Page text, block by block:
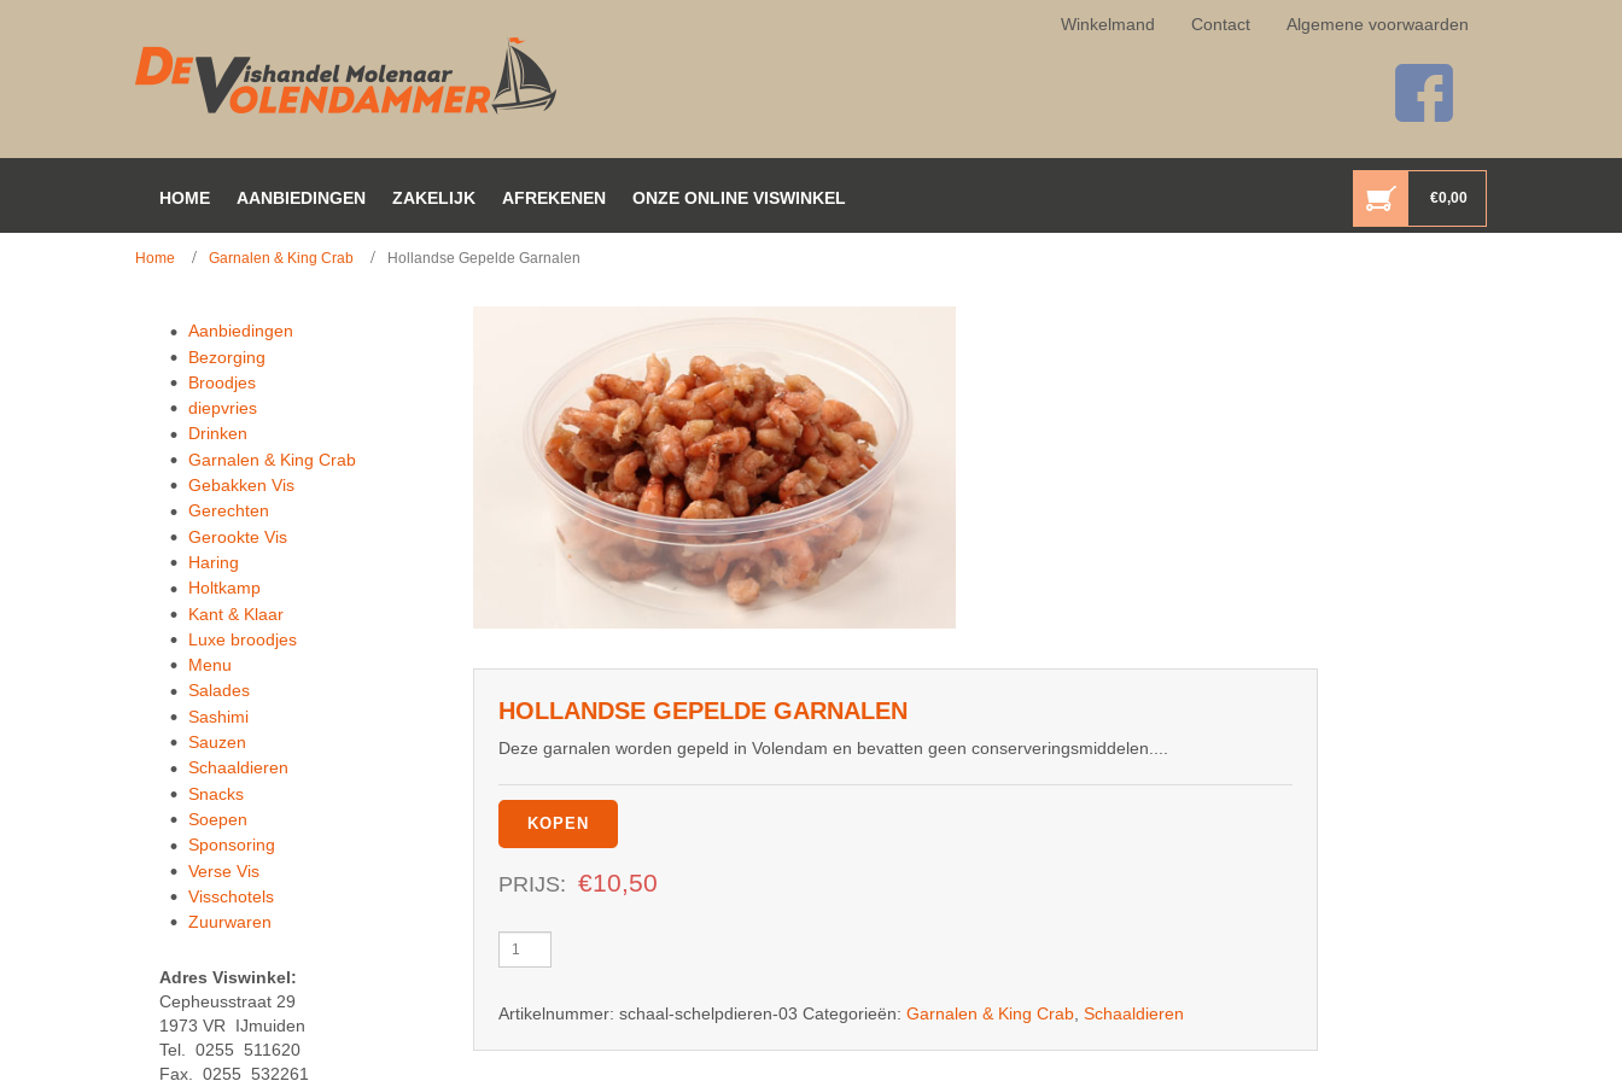
Winkelmand Contact Algemene voorwaarden
HOME AANBIEDINGEN ZAKELIJK AFREKENEN ONZE ONLINE VISWINKEL €0,00
Home Garnalen & King Crab Hollandse Gepelde Garnalen
Aanbiedingen
Bezorging
Broodjes
diepvries
Drinken
Garnalen & King Crab
Gebakken Vis
Gerechten
Gerookte Vis
Haring
Holtkamp
Kant & Klaar
Luxe broodjes
Menu
Salades
Sashimi
Sauzen
Schaaldieren
Snacks
Soepen
Sponsoring
Verse Vis
Visschotels
Zuurwaren
Adres Viswinkel:
Cepheusstraat 29
1973 VR IJmuiden
Tel. 0255 511620
Fax. 0255 532261
HOLLANDSE GEPELDE GARNALEN
Deze garnalen worden gepeld in Volendam en bevatten geen conserveringsmiddelen....
KOPEN
PRIJS: €10,50
Hollandse
Gepelde
aantal
Artikelnummer: schaal-schelpdieren-03 Categorieën: Garnalen & King Crab Schaaldieren